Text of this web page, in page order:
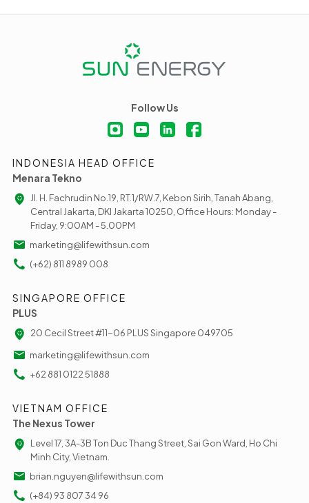
Follow Us
INDONESIA HEAD OFFICE
Menara Tekno
Jl. H. Fachrudin No.19, RT.1/RW.7, Kebon Sirih, Tanah Abang,
Central Jakarta, DKI Jakarta 10250, Office Hours: Monday -
Friday, 9:00AM - 5.00PM
marketing@lifewithsun.com
(+62) 811 8989 008
SINGAPORE OFFICE
PLUS
20 Cecil Street #11-06 PLUS Singapore 049705
marketing@lifewithsun.com
+62 881 0122 51888
VIETNAM OFFICE
The Nexus Tower
Level 17, 3A-3B Ton Duc Thang Street, Sai Gon Ward, Ho Chi
Minh City, Vietnam.
brian.nguyen@lifewithsun.com
(+84) 93 807 34 96